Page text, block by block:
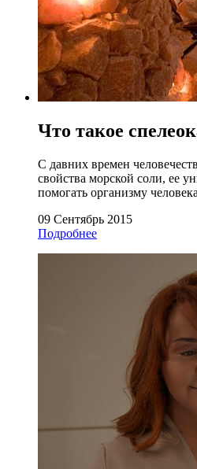
Что такое
С давних времен
свойства морской соли, ее
помогать организму
09 Сентябрь 2015
Подробнее